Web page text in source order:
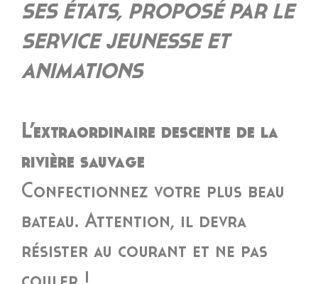
SES ÉTATS, PROPOSÉ PAR LE
SERVICE JEUNESSE ET
ANIMATIONS
L’extraordinaire descente de la
rivière sauvage
Confectionnez votre plus beau
bateau. Attention, il devra
résister au courant et ne pas